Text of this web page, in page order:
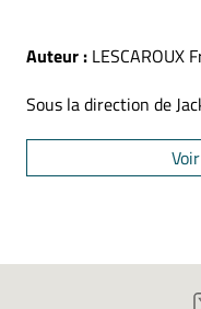
Auteur : LESCAROUX
Sous la direction de